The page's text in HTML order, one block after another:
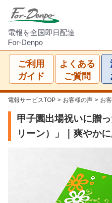
電報を全国即日配達
For-Denpo
ご利用
ガイド
よくある
ご質問
電報サービスTOP > お客様の声 > お
甲子園出場祝いに贈
リーン）」｜爽やか